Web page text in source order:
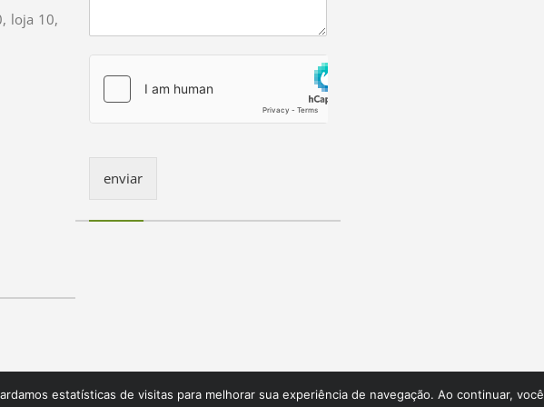
loja 10,
*
enviar
estatísticas de visitas para melhorar sua experiência de navegação. Ao continuar,